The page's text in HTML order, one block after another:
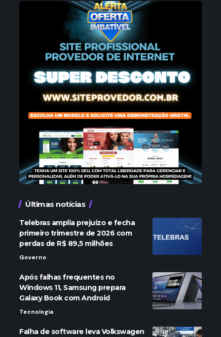
Últimas notícias
Telebras amplia prejuízo e fecha
primeiro trimestre de 2026 com
perdas de R$ 89,5 milhões
Governo
Após falhas frequentes no
Windows 11, Samsung prepara
Galaxy Book com Android
Tecnologia
Falha de software leva Volkswagen